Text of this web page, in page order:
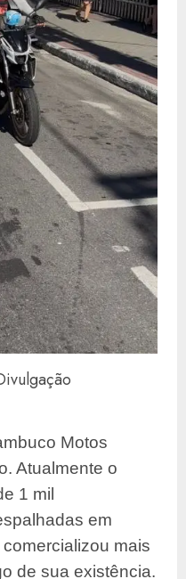
Motos
Atualmente o
1 mil
em
mais
de sua existência.